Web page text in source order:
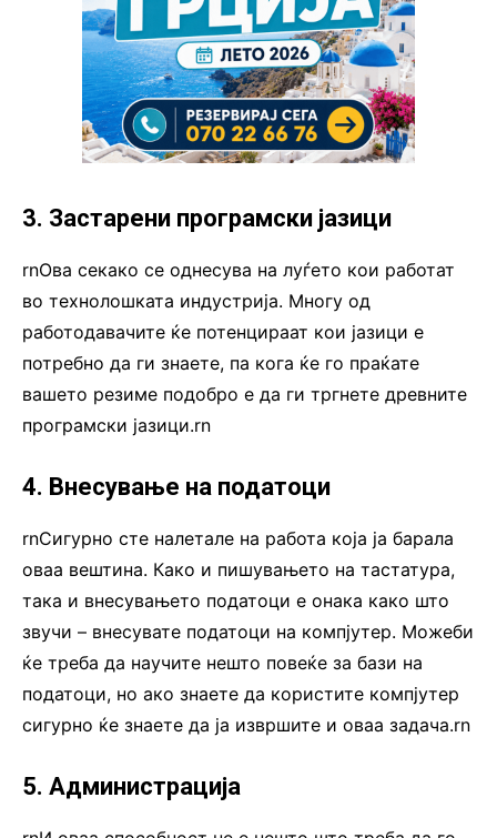
3. Застарени програмски јазици
rnОва секако се однесува на луѓето кои работат
во технолошката индустрија. Многу од
работодавачите ќе потенцираат кои јазици е
потребно да ги знаете, па кога ќе го праќате
вашето резиме подобро е да ги тргнете древните
програмски јазици.rn
4. Внесување на податоци
rnСигурно сте налетале на работа која ја барала
оваа вештина. Како и пишувањето на тастатура,
така и внесувањето податоци е онака како што
звучи – внесувате податоци на компјутер. Можеби
ќе треба да научите нешто повеќе за бази на
податоци, но ако знаете да користите компјутер
сигурно ќе знаете да ја извршите и оваа задача.rn
5. Администрација